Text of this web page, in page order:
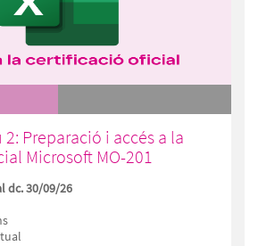
Preparació i accés a la
Microsoft MO-201
dc. 30/09/26